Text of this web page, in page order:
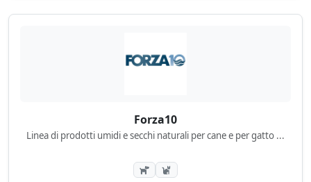
Forza10
Linea di prodotti umidi e secchi naturali per cane e per gatto ...